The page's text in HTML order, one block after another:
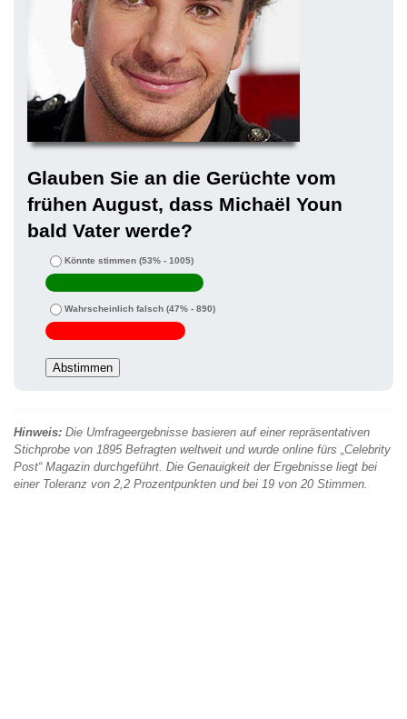
Glauben Sie an die Gerüchte vom
frühen August, dass Michaël Youn
bald Vater werde?
Könnte stimmen (53% - 1005)
Wahrscheinlich falsch (47% - 890)
Hinweis: Die Umfrageergebnisse basieren auf einer repräsentativen
Stichprobe von 1895 Befragten weltweit und wurde online fürs „Celebrity
Post“ Magazin durchgeführt. Die Genauigkeit der Ergebnisse liegt bei
einer Toleranz von 2,2 Prozentpunkten und bei 19 von 20 Stimmen.